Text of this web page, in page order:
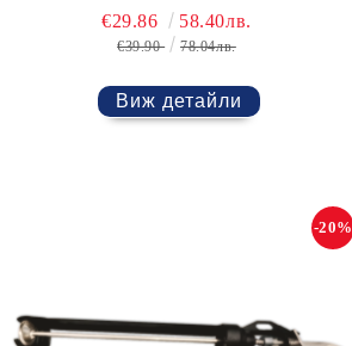
€29.86 58.40лв.
€39.90 78.04лв.
Виж детайли
-20%